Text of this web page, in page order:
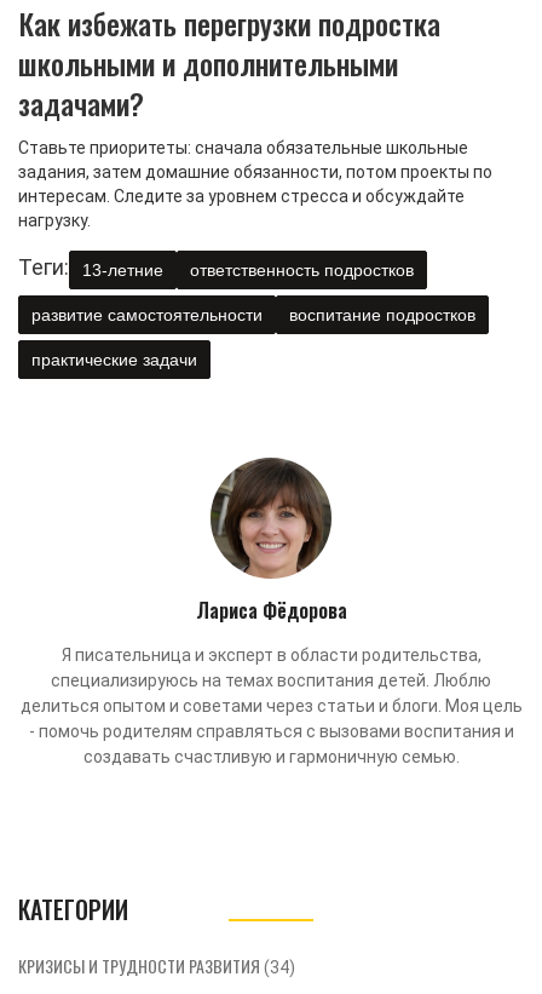
Как избежать перегрузки подростка
школьными и дополнительными
задачами?
Ставьте приоритеты: сначала обязательные школьные
задания, затем домашние обязанности, потом проекты по
интересам. Следите за уровнем стресса и обсуждайте
нагрузку.
Теги: 13‑летние ответственность подростков
развитие самостоятельности воспитание подростков
практические задачи
Лариса Фёдорова
Я писательница и эксперт в области родительства,
специализируюсь на темах воспитания детей. Люблю
делиться опытом и советами через статьи и блоги. Моя цель
- помочь родителям справляться с вызовами воспитания и
создавать счастливую и гармоничную семью.
КАТЕГОРИИ
КРИЗИСЫ И ТРУДНОСТИ РАЗВИТИЯ (34)